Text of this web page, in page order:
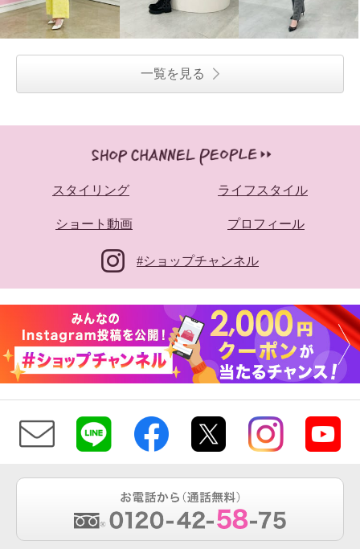
一覧を見る
スタイリング ライフスタイル
ショート動画 プロフィール
#ショップチャンネル